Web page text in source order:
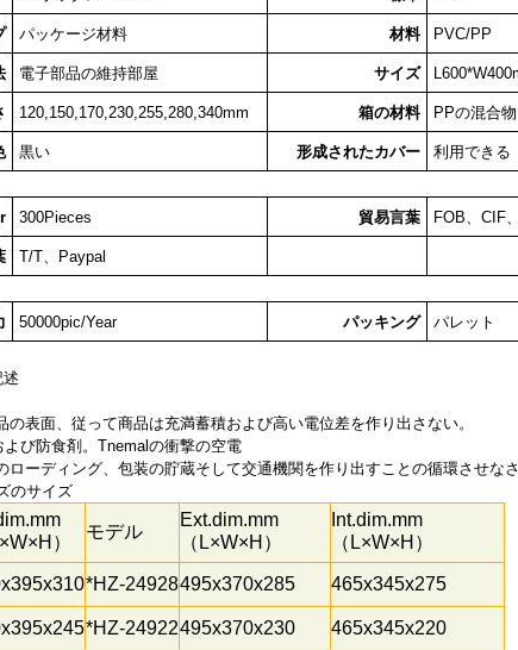
パッケージ材料 材料 PVC/PP
電子部品の維持部屋 サイズ
120,150,170,230,255,280,340mm 箱の材料 PPの混合物
黒い 形成されたカバー 利用できる
300Pieces 貿易言葉 FOB、CIF
T/T、Paypal
50000pic/Year パッキング パレット
表面、従って商品は充満蓄積および高い電位差を作り出さない。
び防食剤。Tnemalの衝撃の空電
ーディング、包装の貯蔵そして交通機関を作り出すことの循環させなさ
のサイズ
）
モデル
Ext.dim.mm
（L×W×H）
Int.dim.mm
（L×W×H）
*HZ-24928495x370x285
465x345x275
*HZ-24922495x370x230
465x345x220